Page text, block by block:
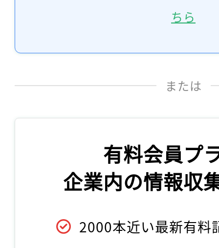
ちら
または
有料会員プ
企業内の情報収
2000本近い最新有料